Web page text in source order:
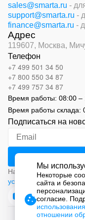
sales@smarta.ru -
support@smarta.ru -
finance@smarta.ru -
Адрес
119607, Москва,
Телефон
+7 499 501 34 50
+7 800 550 34 87
+7 499 757 34 87
Время работы: 08:00 –
Время работы склада:
Подписаться на
Нажимая на кнопку
условиями обработки
Мы
Некоторые
сайта и
согласие.
отношении